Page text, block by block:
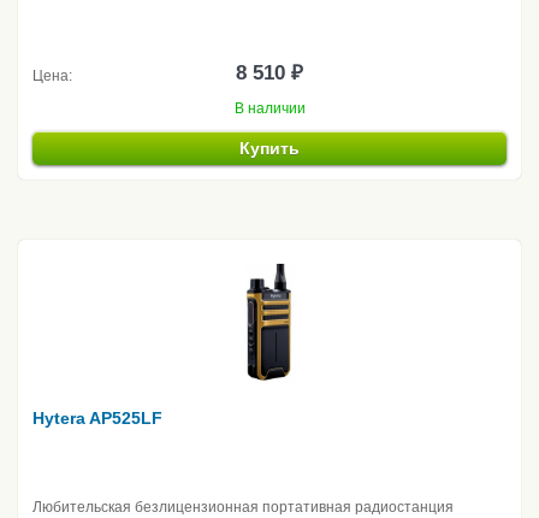
Цена: 8 510 ₽
В наличии
Купить
Hytera AP525LF
Любительская безлицензионная портативная радиостанция